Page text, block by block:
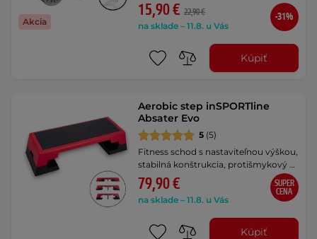
Akcia
15,90 € 22,90 €
na sklade – 11.8. u Vás
-31%
Kúpiť
Aerobic step inSPORTline
Absater Evo
5 (5)
Fitness schod s nastaviteľnou výškou,
stabilná konštrukcia, protišmykový …
79,90 €
na sklade – 11.8. u Vás
SUPER
CENA
Kúpiť